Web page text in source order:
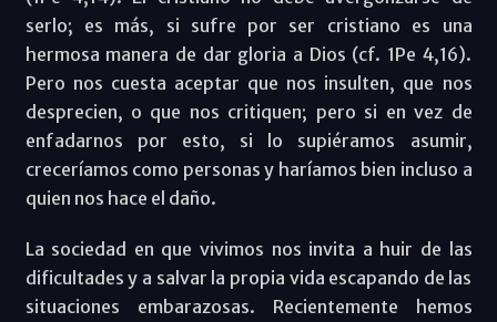
serlo; es más, si sufre por ser cristiano es una
hermosa manera de dar gloria a Dios (cf. 1Pe 4,16).
Pero nos cuesta aceptar que nos insulten, que nos
desprecien, o que nos critiquen; pero si en vez de
enfadarnos por esto, si lo supiéramos asumir,
creceríamos como personas y haríamos bien incluso a
quien nos hace el daño.
La sociedad en que vivimos nos invita a huir de las
dificultades y a salvar la propia vida escapando de las
situaciones embarazosas. Recientemente hemos